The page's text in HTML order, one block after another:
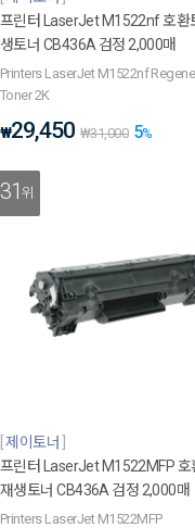
프린터 LaserJet M1522nf 호환
생토너 CB436A 검정 2,000매
Printers LaserJet M1522nf
Toner 2K
₩29,450 ₩31,000 5%
31위
제이토너
프린터 LaserJet M1522MFP 호
재생토너 CB436A 검정 2,000매
Printers LaserJet M1522MFP